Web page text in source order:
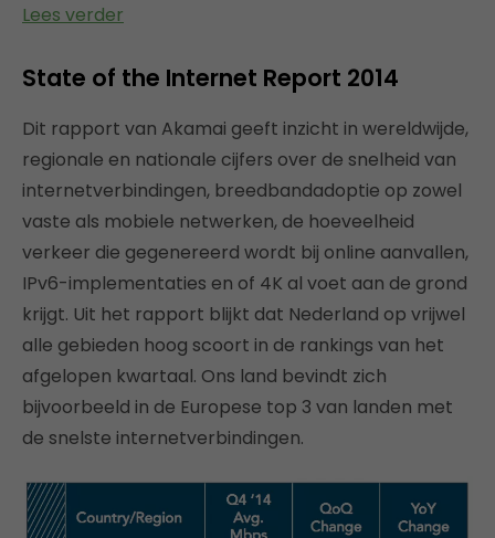
Lees verder
State of the Internet Report 2014
Dit rapport van Akamai geeft inzicht in wereldwijde,
regionale en nationale cijfers over de snelheid van
internetverbindingen, breedbandadoptie op zowel
vaste als mobiele netwerken, de hoeveelheid
verkeer die gegenereerd wordt bij online aanvallen,
IPv6-implementaties en of 4K al voet aan de grond
krijgt. Uit het rapport blijkt dat Nederland op vrijwel
alle gebieden hoog scoort in de rankings van het
afgelopen kwartaal. Ons land bevindt zich
bijvoorbeeld in de Europese top 3 van landen met
de snelste internetverbindingen.